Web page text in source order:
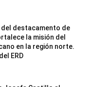
del destacamento de
la misión del
en la región norte.
ERD